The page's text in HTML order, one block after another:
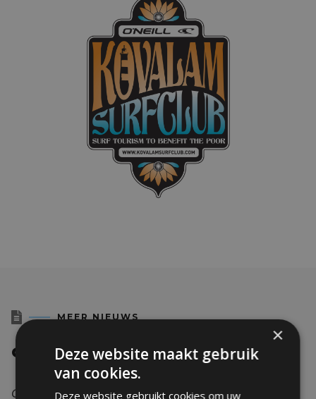
 MEER NIEUWS
GERELATEERDE POSTS
Ontdek het laatste nieuws over onze
×
Deze website maakt gebruik
van cookies.
Deze website gebruikt cookies om uw